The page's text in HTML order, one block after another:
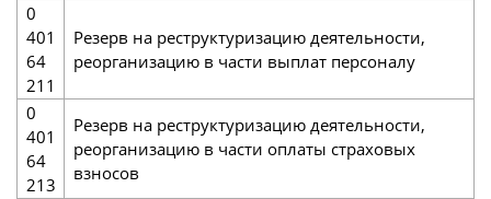
0
401
64
211
Резерв на реструктуризацию деятельности,
реорганизацию в части выплат персоналу
0
401
64
213
Резерв на реструктуризацию деятельности,
реорганизацию в части оплаты страховых
взносов